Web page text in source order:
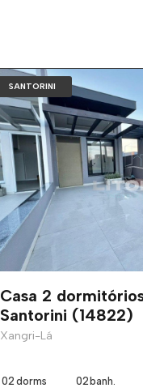
SANTORINI
Casa 2
Santorini (14822)
Xangri-Lá
02 dorms 02 banh.